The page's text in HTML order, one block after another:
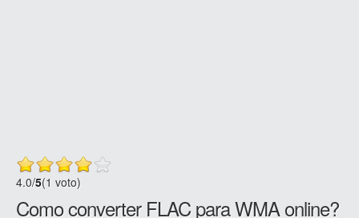
4.0/5(1 voto)
Como converter FLAC para WMA online?